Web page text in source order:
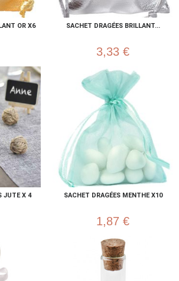
OR X6 SACHET DRAGÉES BRILLANT...
3,33 €
JUTE X 4 SACHET DRAGÉES MENTHE X10
1,87 €